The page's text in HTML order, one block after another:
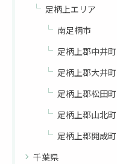
足柄上エリア
南足柄市
足柄上郡中井町
足柄上郡大井町
足柄上郡松田町
足柄上郡山北町
足柄上郡開成町
千葉県